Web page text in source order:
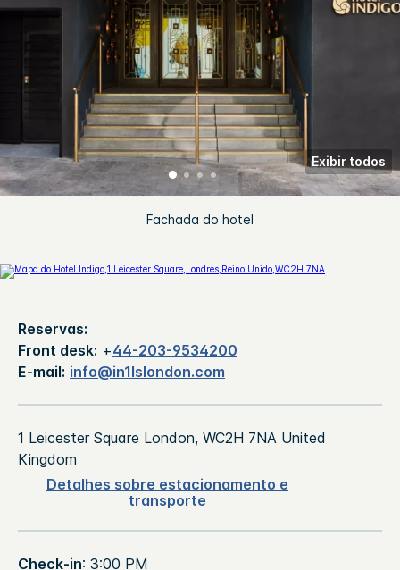
Fachada do hotel
Exibir todos
Reservas:
Front desk: +44-203-9534200
E-mail: info@in1lslondon.com
1 Leicester Square London, WC2H 7NA United
Kingdom
Detalhes sobre estacionamento e
transporte
Check-in: 3:00 PM